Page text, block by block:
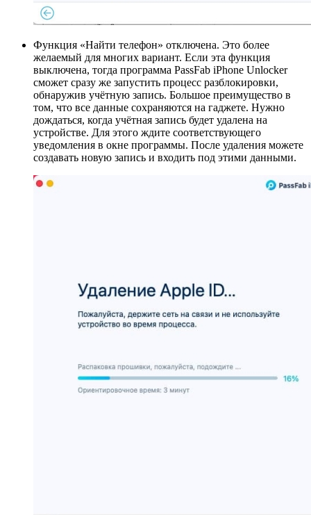
Функция «Найти телефон» отключена. Это более
желаемый для многих вариант. Если эта функция
выключена, тогда программа PassFab iPhone Unlocker
сможет сразу же запустить процесс разблокировки,
обнаружив учётную запись. Большое преимущество в
том, что все данные сохраняются на гаджете. Нужно
дождаться, когда учётная запись будет удалена на
устройстве. Для этого ждите соответствующего
уведомления в окне программы. После удаления можете
создавать новую запись и входить под этими данными.